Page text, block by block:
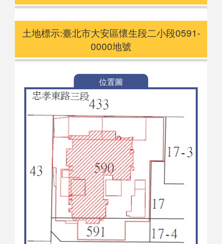
土地標示:臺北市大安區懷生段二小段0591-
0000地號
位置圖